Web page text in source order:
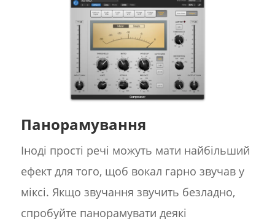
Панорамування
Іноді прості речі можуть мати найбільший
ефект для того, щоб вокал гарно звучав у
міксі. Якщо звучання звучить безладно,
спробуйте панорамувати деякі